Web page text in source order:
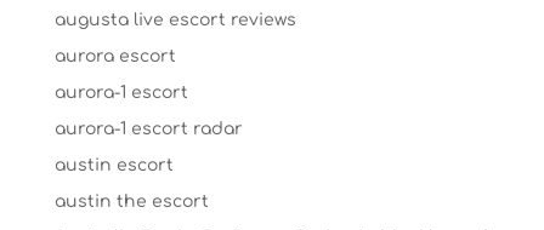
augusta live escort reviews
aurora escort
aurora-1 escort
aurora-1 escort radar
austin escort
austin the escort